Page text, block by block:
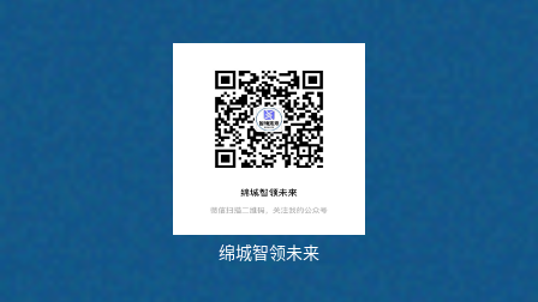
绵城智领未来